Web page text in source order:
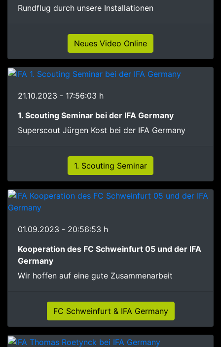
Rundflug durch unsere Installationen
Neues Video Online
21.10.2023 - 17:56:03 h
1. Scouting Seminar bei der IFA Germany
Superscout Jürgen Kost bei der IFA Germany
1. Scouting Seminar
01.09.2023 - 20:56:53 h
Kooperation des FC Schweinfurt 05 und der IFA
Germany
Wir hoffen auf eine gute Zusammenarbeit
FC Schweinfurt & IFA Germany